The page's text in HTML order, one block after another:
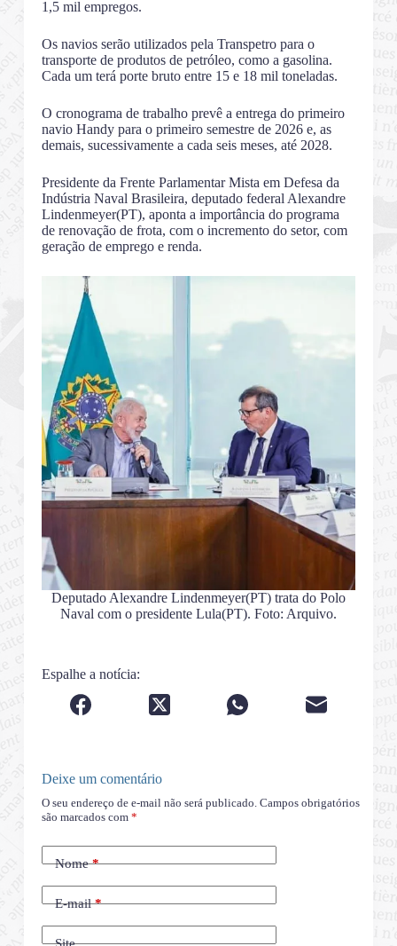
1,5 mil empregos.
Os navios serão utilizados pela Transpetro para o
transporte de produtos de petróleo, como a gasolina.
Cada um terá porte bruto entre 15 e 18 mil toneladas.
O cronograma de trabalho prevê a entrega do primeiro
navio Handy para o primeiro semestre de 2026 e, as
demais, sucessivamente a cada seis meses, até 2028.
Presidente da Frente Parlamentar Mista em Defesa da
Indústria Naval Brasileira, deputado federal Alexandre
Lindenmeyer(PT), aponta a importância do programa
de renovação de frota, com o incremento do setor, com
geração de emprego e renda.
Deputado Alexandre Lindenmeyer(PT) trata do Polo
Naval com o presidente Lula(PT). Foto: Arquivo.
Espalhe a notícia:
Deixe um comentário
O seu endereço de e-mail não será publicado. Campos obrigatórios
são marcados com *
Nome*
E-mail*